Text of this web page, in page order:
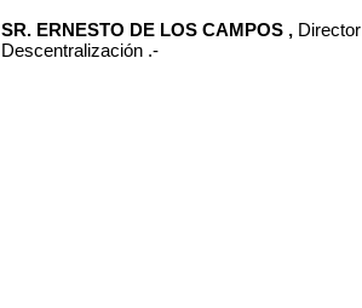
SR. ERNESTO DE LOS CAMPOS ,
Descentralización .-